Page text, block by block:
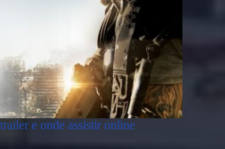
e onde assistir online